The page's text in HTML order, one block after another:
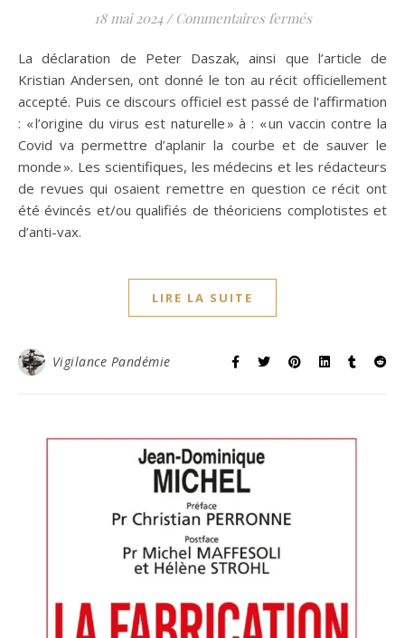
18 mai 2024 / Commentaires ferméssur Vaccins
La déclaration de Peter Daszak, ainsi que l’article de
Kristian Andersen, ont donné le ton au récit officiellement
accepté. Puis ce discours officiel est passé de l'affirmation
: « l’origine du virus est naturelle » à : « un vaccin contre la
Covid va permettre d’aplanir la courbe et de sauver le
monde ». Les scientifiques, les médecins et les rédacteurs
de revues qui osaient remettre en question ce récit ont
été évincés et/ou qualifiés de théoriciens complotistes et
d’anti-vax.
LIRE LA SUITE
Vigilance Pandémie